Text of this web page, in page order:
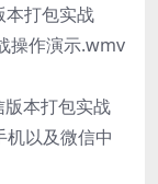
打包实战
操作演示.wmv
本打包实战
以及微信中